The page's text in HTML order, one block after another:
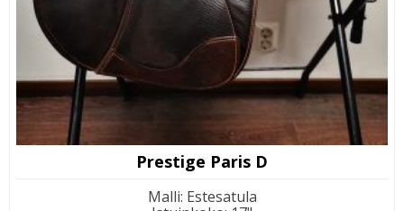
Prestige Paris D
Malli: Estesatula